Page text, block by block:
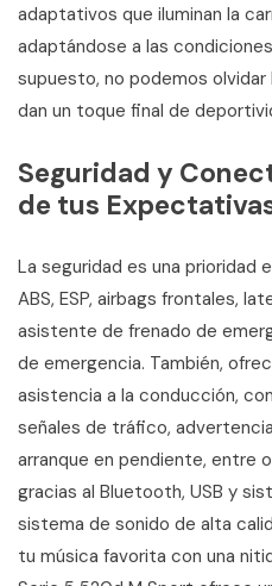
adaptativos que iluminan la
adaptándose a las
supuesto, no podemos olvidar
dan un toque final de
Seguridad y
de tus
La seguridad es una prioridad
ABS, ESP, airbags frontales,
asistente de frenado de
de emergencia. También,
asistencia a la conducción,
señales de tráfico,
arranque en pendiente, entre
gracias al Bluetooth, USB y
sistema de sonido de alta
tu música favorita con una